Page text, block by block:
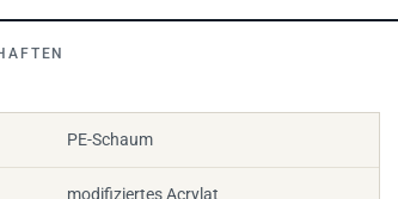
PE-Schaum
modifiziertes Acrylat